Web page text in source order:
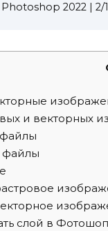
2022 |
и векторных
файлы
слой в